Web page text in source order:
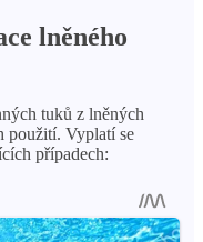
lněného
tuků z lněných
použití. Vyplatí se
případech: